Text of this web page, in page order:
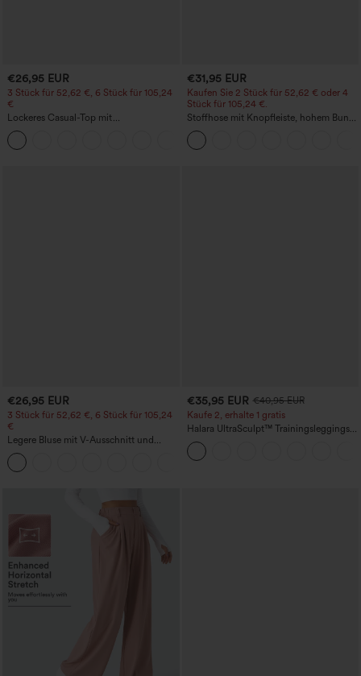
€26,95 EUR
3 Stück für 52,62 €, 6 Stück für 105,24
€
Lockeres Casual-Top mit
Rundhalsausschnitt und
Fledermausärmeln
€31,95 EUR
Kaufen Sie 2 Stück für 52,62 € oder 4
Stück für 105,24 €.
Stoffhose mit Knopfleiste, hohem Bund,
mehreren Taschen und geradem Bein
€26,95 EUR
3 Stück für 52,62 €, 6 Stück für 105,24
€
Legere Bluse mit V-Ausschnitt und
kurzen Puffärmeln
€35,95 EUR €40,95 EUR
Kaufe 2, erhalte 1 gratis
Halara UltraSculpt™ Trainingsleggings
mit hohem Bund – raffende Push-up-
Po-Form, Bauchkontrolle, Taschen und
formende Passform